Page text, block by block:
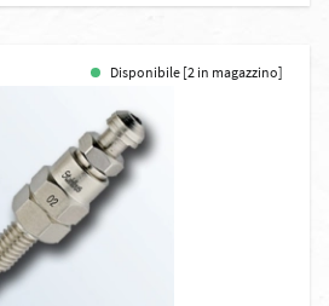
Disponibile [2 in magazzino]